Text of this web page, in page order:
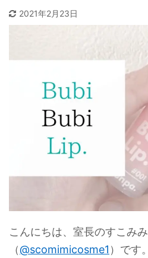
2021年2月23日
こんにちは、室長のすこみみ
（@scomimicosme1 ）です。